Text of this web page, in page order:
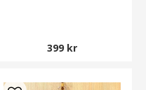
399 kr